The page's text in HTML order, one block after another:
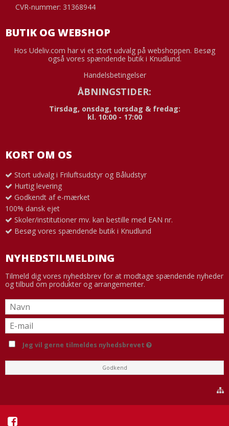
CVR-nummer: 31368944
BUTIK OG WEBSHOP
Hos Udeliv.com har vi et stort udvalg på webshoppen. Besøg
også vores spændende butik i Knudlund.
Handelsbetingelser
ÅBNINGSTIDER:
Tirsdag, onsdag, torsdag & fredag:
kl. 10:00 - 17:00
KORT OM OS
Stort udvalg i Friluftsudstyr og Båludstyr
Hurtig levering
Godkendt af e-mærket
100% dansk ejet
Skoler/institutioner mv. kan bestille med EAN nr.
Besøg vores spændende butik i Knudlund
NYHEDSTILMELDING
Tilmeld dig vores nyhedsbrev for at modtage spændende nyheder
og tilbud om produkter og arrangementer.
Jeg vil gerne tilmeldes nyhedsbrevet
Godkend